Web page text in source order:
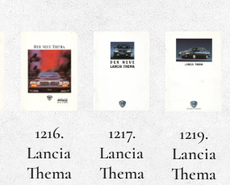
1216.
Lancia
Thema
1217.
Lancia
Thema
1219.
Lancia
Thema